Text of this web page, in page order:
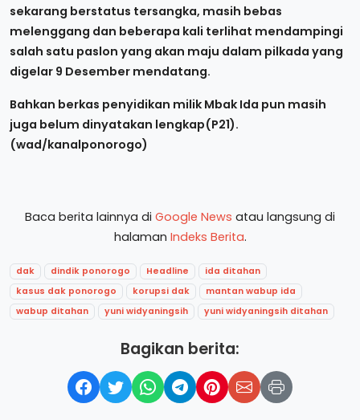
sekarang berstatus tersangka, masih bebas
melenggang dan beberapa kali terlihat mendampingi
salah satu paslon yang akan maju dalam pilkada yang
digelar 9 Desember mendatang.
Bahkan berkas penyidikan milik Mbak Ida pun masih
juga belum dinyatakan lengkap(P21).
(wad/kanalponorogo)
Baca berita lainnya di Google News atau langsung di
halaman Indeks Berita.
dak dindik ponorogo Headline
ida ditahan
kasus dak ponorogo
korupsi dak
mantan wabup ida
wabup ditahan
yuni widyaningsih yuni widyaningsih ditahan
Bagikan berita: